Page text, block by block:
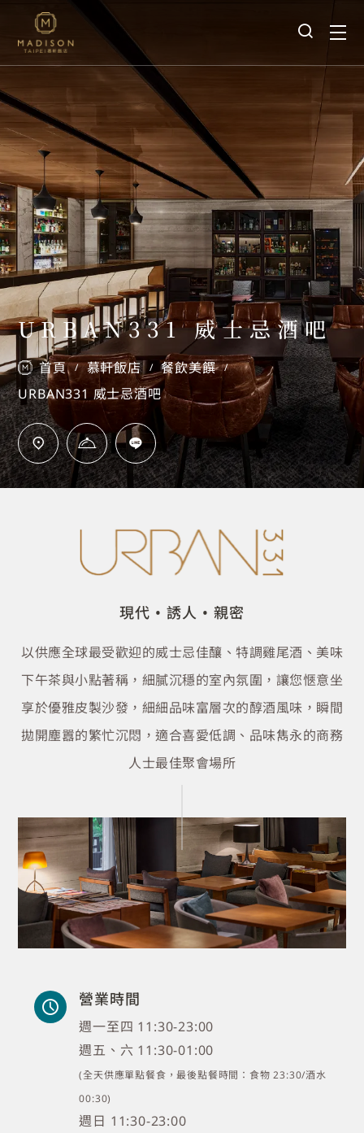
URBAN331 威士忌酒吧
首頁 / 慕軒飯店 / 餐飲美饌 /
URBAN331 威士忌酒吧
現代 • 誘人 • 親密
以供應全球最受歡迎的威士忌佳釀、特調雞尾酒、美味
下午茶與小點著稱，細膩沉穩的室內氛圍，讓您愜意坐
享於優雅皮製沙發，細細品味富層次的醇酒風味，瞬間
拋開塵囂的繁忙沉悶，適合喜愛低調、品味雋永的商務
人士最佳聚會場所
營業時間
週一至四 11:30-23:00
週五、六 11:30-01:00
(全天供應單點餐食，最後點餐時間：食物 23:30/酒水
00:30)
週日 11:30-23:00